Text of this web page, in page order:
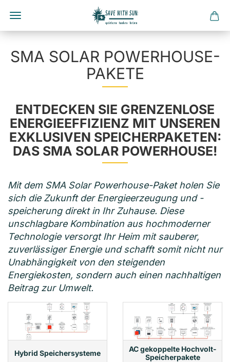
Direkt
zum
Hauptinhalt
SMA SOLAR POWERHOUSE-
PAKETE
ENTDECKEN SIE GRENZENLOSE
ENERGIEEFFIZIENZ MIT UNSEREN
EXKLUSIVEN SPEICHERPAKETEN:
DAS SMA SOLAR POWERHOUSE!
Mit dem SMA Solar Powerhouse-Paket holen Sie
sich die Zukunft der Energieerzeugung und -
speicherung direkt in Ihr Zuhause. Diese
unschlagbare Kombination aus hochmoderner
Technologie versorgt Ihr Heim mit sauberer,
zuverlässiger Energie und schafft somit nicht nur
Unabhängigkeit von den steigenden
Energiekosten, sondern auch einen nachhaltigen
Beitrag zur Umwelt.
Hybrid Speichersysteme
AC gekoppelte Hochvolt-
Speicherpakete